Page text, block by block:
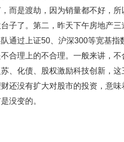
而是渡劫，因为销量都不好，
子了。第二，昨天下午房地产
通过上证50、沪深300等宽基
合理上的不合理。一般来讲，
、化债、股权激励科技创新，
还没有扩大对股市的投资，意
没变的。